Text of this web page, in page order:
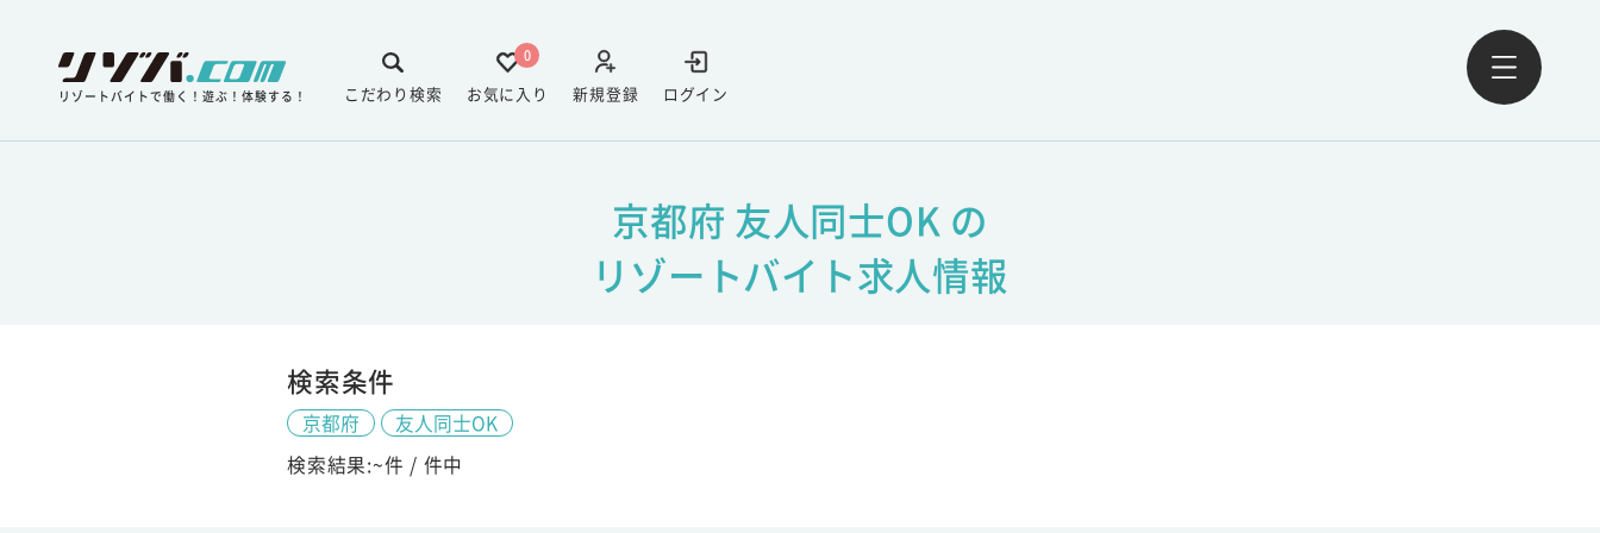
リゾートバイトで働く！遊ぶ！体験する！ ログイン
新規登録
0
お気に入り
こだわり検索
京都府 友人同士OK の
リゾートバイト求人情報
検索条件
京都府
友人同士OK
検索結果:~件 / 件中